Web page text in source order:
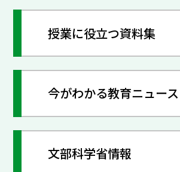
授業に役立つ資料集
今がわかる教育ニュース
文部科学省情報